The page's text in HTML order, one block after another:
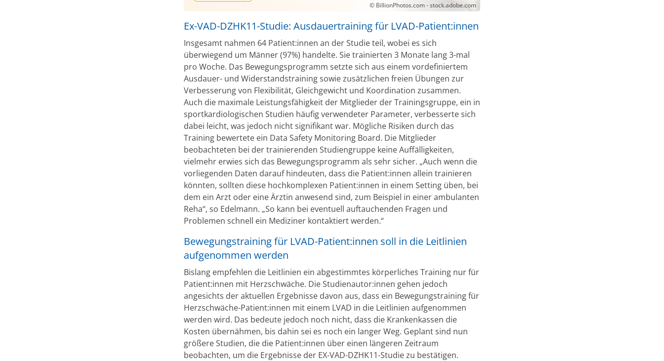
© BillionPhotos.com - stock.adobe.com
Ex-VAD-DZHK11-Studie: Ausdauertraining für LVAD-Patient:innen
Insgesamt nahmen 64 Patient:innen an der Studie teil, wobei es sich
überwiegend um Männer (97%) handelte. Sie trainierten 3 Monate lang 3-mal
pro Woche. Das Bewegungsprogramm setzte sich aus einem vordefiniertem
Ausdauer- und Widerstandstraining sowie zusätzlichen freien Übungen zur
Verbesserung von Flexibilität, Gleichgewicht und Koordination zusammen.
Auch die maximale Leistungsfähigkeit der Mitglieder der Trainingsgruppe, ein in
sportkardiologischen Studien häufig verwendeter Parameter, verbesserte sich
dabei leicht, was jedoch nicht signifikant war. Mögliche Risiken durch das
Training bewertete ein Data Safety Monitoring Board. Die Mitglieder
beobachteten bei der trainierenden Studiengruppe keine Auffälligkeiten,
vielmehr erwies sich das Bewegungsprogramm als sehr sicher. „Auch wenn die
vorliegenden Daten darauf hindeuten, dass die Patient:innen allein trainieren
könnten, sollten diese hochkomplexen Patient:innen in einem Setting üben, bei
dem ein Arzt oder eine Ärztin anwesend sind, zum Beispiel in einer ambulanten
Reha“, so Edelmann. „So kann bei eventuell auftauchenden Fragen und
Problemen schnell ein Mediziner kontaktiert werden.“
Bewegungstraining für LVAD-Patient:innen soll in die Leitlinien
aufgenommen werden
Bislang empfehlen die Leitlinien ein abgestimmtes körperliches Training nur für
Patient:innen mit Herzschwäche. Die Studienautor:innen gehen jedoch
angesichts der aktuellen Ergebnisse davon aus, dass ein Bewegungstraining für
Herzschwäche-Patient:innen mit einem LVAD in die Leitlinien aufgenommen
werden wird. Das bedeute jedoch noch nicht, dass die Krankenkassen die
Kosten übernähmen, bis dahin sei es noch ein langer Weg. Geplant sind nun
größere Studien, die die Patient:innen über einen längeren Zeitraum
beobachten, um die Ergebnisse der EX-VAD-DZHK11-Studie zu bestätigen.